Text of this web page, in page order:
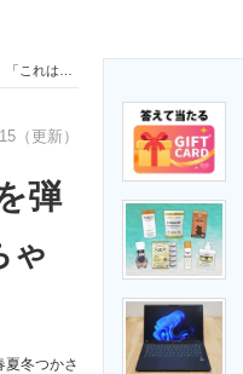
経営リーダーのコミュニティ
製造業のIT導入・活用を支援
エネルギーの専門メディア
凄いわ」
（更新）
弾
ゃ
夏冬つかさ